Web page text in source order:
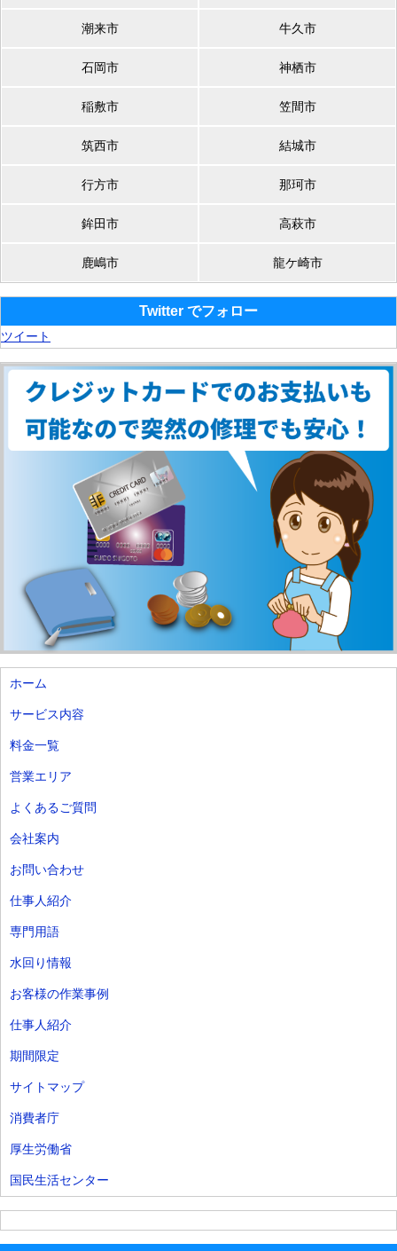
潮来市 牛久市
石岡市 神栖市
稲敷市 笠間市
筑西市 結城市
行方市 那珂市
鉾田市 高萩市
鹿嶋市 龍ケ崎市
Twitter でフォロー
ツイート
ホーム
サービス内容
料金一覧
営業エリア
よくあるご質問
会社案内
お問い合わせ
仕事人紹介
専門用語
水回り情報
お客様の作業事例
仕事人紹介
期間限定
サイトマップ
消費者庁
厚生労働省
国民生活センター